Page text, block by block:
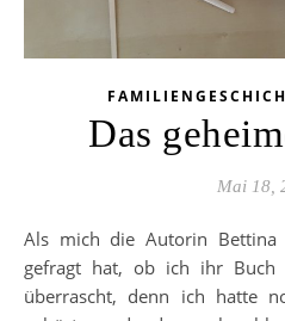
Das
Mai 18,
Als mich die Autorin Bettina Storks angeschrieben und
gefragt hat, ob ich ihr
überrascht, denn ich hatte